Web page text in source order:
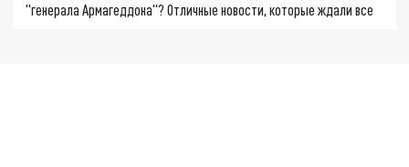
"генерала Армагеддона"? Отличные новости, которые ждали все